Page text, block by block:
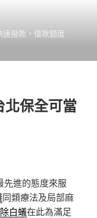
撥款，借款額度
北保全可當
先進的態度來服
同類療法及局部麻
白蟻在此為滿足